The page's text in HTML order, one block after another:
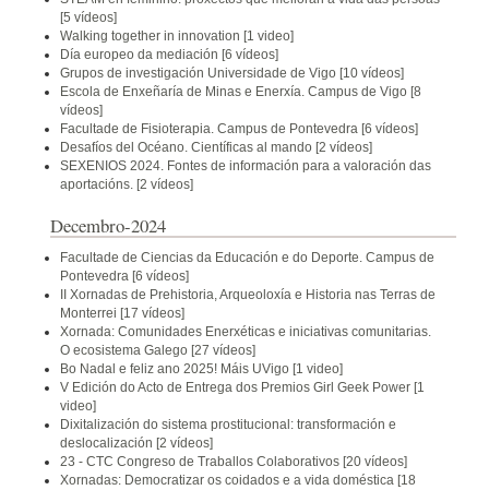
[5 vídeos]
Walking together in innovation [1 video]
Día europeo da mediación [6 vídeos]
Grupos de investigación Universidade de Vigo [10 vídeos]
Escola de Enxeñaría de Minas e Enerxía. Campus de Vigo [8
vídeos]
Facultade de Fisioterapia. Campus de Pontevedra [6 vídeos]
Desafíos del Océano. Científicas al mando [2 vídeos]
SEXENIOS 2024. Fontes de información para a valoración das
aportacións. [2 vídeos]
Decembro-2024
Facultade de Ciencias da Educación e do Deporte. Campus de
Pontevedra [6 vídeos]
II Xornadas de Prehistoria, Arqueoloxía e Historia nas Terras de
Monterrei [17 vídeos]
Xornada: Comunidades Enerxéticas e iniciativas comunitarias.
O ecosistema Galego [27 vídeos]
Bo Nadal e feliz ano 2025! Máis UVigo [1 video]
V Edición do Acto de Entrega dos Premios Girl Geek Power [1
video]
Dixitalización do sistema prostitucional: transformación e
deslocalización [2 vídeos]
23 - CTC Congreso de Traballos Colaborativos [20 vídeos]
Xornadas: Democratizar os coidados e a vida doméstica [18